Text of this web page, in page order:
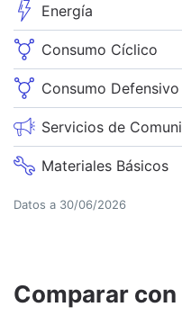
Energía
Consumo Cíclico
Consumo Defensivo
Servicios de
Materiales Básicos
Datos a 30/06/2026
Comparar